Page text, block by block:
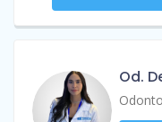
Od.